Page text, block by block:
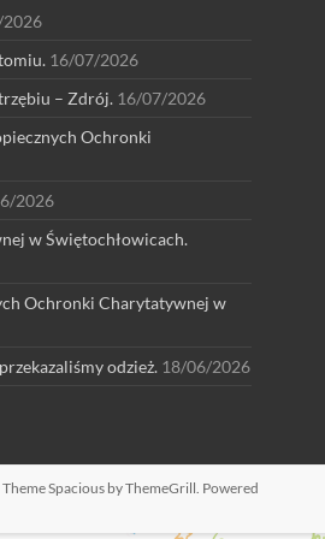
16/07/2026
– Zdrój. 16/07/2026
Ochronki
2026
w Świętochłowicach.
Ochronki Charytatywnej w
odzież. 18/06/2026
Spacious by ThemeGrill. Powered